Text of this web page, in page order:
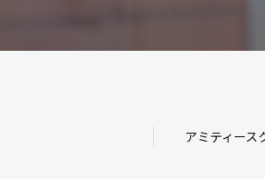
アミティース